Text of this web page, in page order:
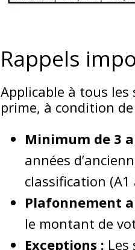
Rappels
Applicable à tous
prime, à condition
Minimum de 3
années
classification (A1
Plafonnement
le montant de
Exceptions : Les